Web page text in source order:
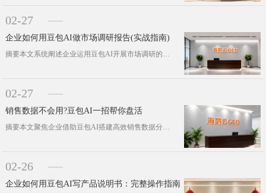
02-27
企业如何用豆包AI做市场调研报告(实战指南)
摘要本文系统阐述企业运用豆包AI开展市场调研的完整方法论与实践框架，针对企业数字化转型中消费者洞察效率低、竞争情报采集难、调研···
02-27
销售数据不会用?豆包AI一招帮你盘活
摘要本文聚焦企业借助豆包AI搭建高效销售数据分析体系的实践逻辑，针对海量数据商业价值提取、决策效率提升的核心诉求，拆解其在自动···
02-26
企业如何用豆包AI写产品说明书：完整操作指南